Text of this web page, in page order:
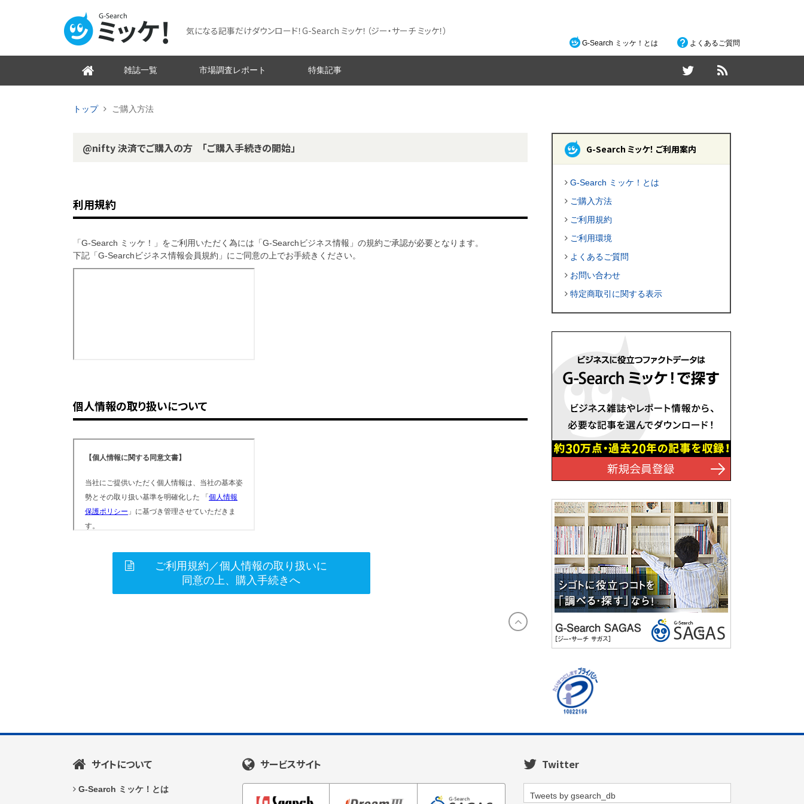
気になる記事だけダウンロード！G-Search ミッケ！ （ジー・サーチ ミッケ！）
G-Search ミッケ！とは よくあるご質問
雑誌一覧 市場調査レポート 特集記事
トップ ご購入方法
@nifty 決済でご購入の方 「ご購入手続きの開始」
利用規約
「G-Search ミッケ！」をご利用いただく為には「G-Searchビジネス情報」の規約ご承認が必要となります。
下記「G-Searchビジネス情報会員規約」にご同意の上でお手続きください。
個人情報の取り扱いについて
ご利用規約／個人情報の取り扱いに
同意の上、購入手続きへ
G-Search ミッケ！ ご利用案内
G-Search ミッケ！とは
ご購入方法
ご利用規約
ご利用環境
よくあるご質問
お問い合わせ
特定商取引に関する表示
サイトについて
G-Search ミッケ！とは
サービスサイト Twitter
Tweets by gsearch_db